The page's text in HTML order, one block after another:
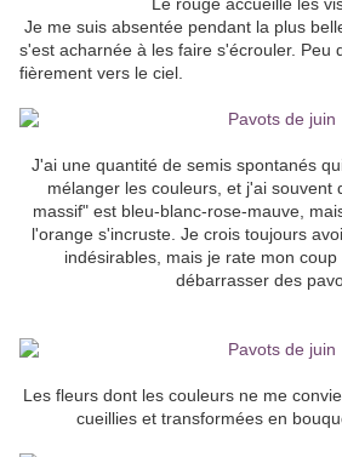
Je me suis absentée pendant la plus
s'est acharnée à les faire s'écrouler. Peu
fièrement vers le ciel.
J'ai une quantité de semis spontanés
mélanger les couleurs, et j'ai souvent
massif" est bleu-blanc-rose-mauve,
l'orange s'incruste. Je crois toujours
indésirables, mais je rate mon
débarrasser des
Les fleurs dont les couleurs ne me
cueillies et transformées en